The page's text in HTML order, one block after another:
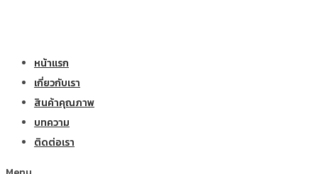
หน้าแรก
เกี่ยวกับเรา
สินค้าคุณภาพ
บทความ
ติดต่อเรา